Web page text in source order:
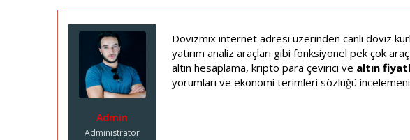
n
g
ı
ç
t
a
i
h
Admin
Administrator
Dövizmix internet adresi üzerinden canlı döviz
yatırım analiz araçları gibi fonksiyonel pek çok
altın hesaplama, kripto para çevirici ve altın
yorumları ve ekonomi terimleri sözlüğü